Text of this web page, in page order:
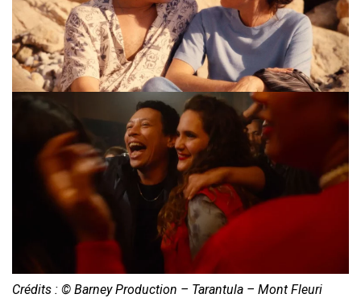
Crédits : © Barney Production – Tarantula – Mont Fleuri